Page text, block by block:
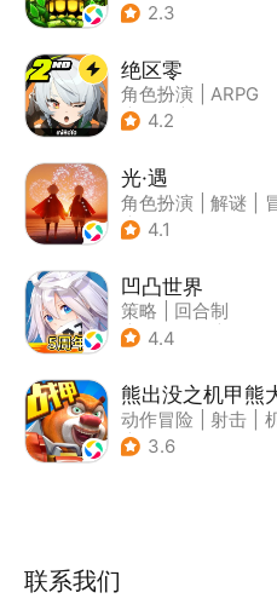
| 欧美风
2.3
绝区零
角色扮演
ARPG
| 冒险
4.2
光·遇
角色扮演 解谜
| 开放世界
4.1
凹凸世界
策略
回合制
| 动漫改编
4.4
熊出没之机甲熊
动作冒险 射击
| 熊出没
3.6
联系我们